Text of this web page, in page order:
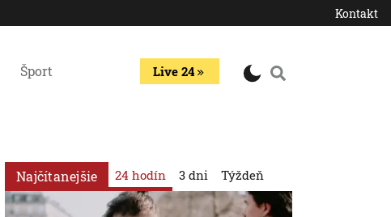
Kontakt
Šport Live 24
Najčítanejšie 24 hodín 3 dni Týždeň